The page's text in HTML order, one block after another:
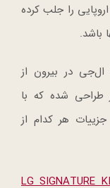
را جلب کرده
باشد.
آشپزخانه SIGNATURE KITCHEN SUITE ال‌جی در بیرون از
طراحی شده که با
هر کدام از